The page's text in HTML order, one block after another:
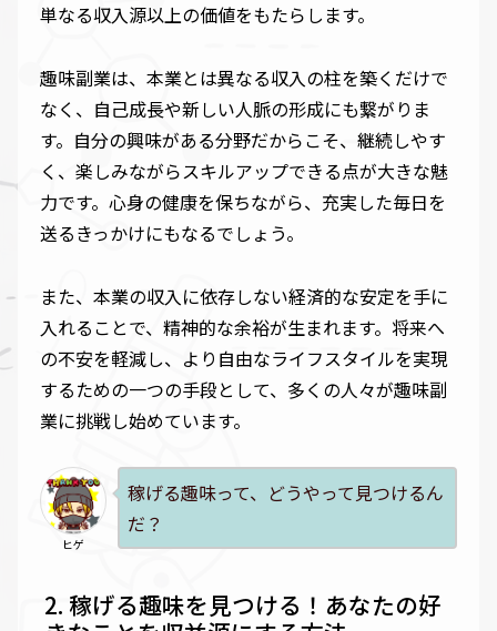
単なる収入源以上の価値をもたらします。
趣味副業は、本業とは異なる収入の柱を築くだけで
なく、自己成長や新しい人脈の形成にも繋がりま
す。自分の興味がある分野だからこそ、継続しやす
く、楽しみながらスキルアップできる点が大きな魅
力です。心身の健康を保ちながら、充実した毎日を
送るきっかけにもなるでしょう。
また、本業の収入に依存しない経済的な安定を手に
入れることで、精神的な余裕が生まれます。将来へ
の不安を軽減し、より自由なライフスタイルを実現
するための一つの手段として、多くの人々が趣味副
業に挑戦し始めています。
ヒゲ
稼げる趣味って、どうやって見つけるん
だ？
稼げる趣味を見つける！あなたの好